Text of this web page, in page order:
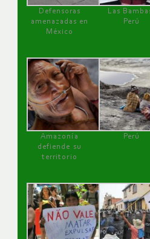
Defensoras
amenazadas en
México
Las
Perú
Amazonía
defiende su
territorio
Perú